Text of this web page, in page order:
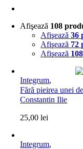
Afişează 108
Afişează36
Afişează 72
Afişează
Integrum,
Fără pieirea unei
Constantin Ilie
25,00lei
Integrum,